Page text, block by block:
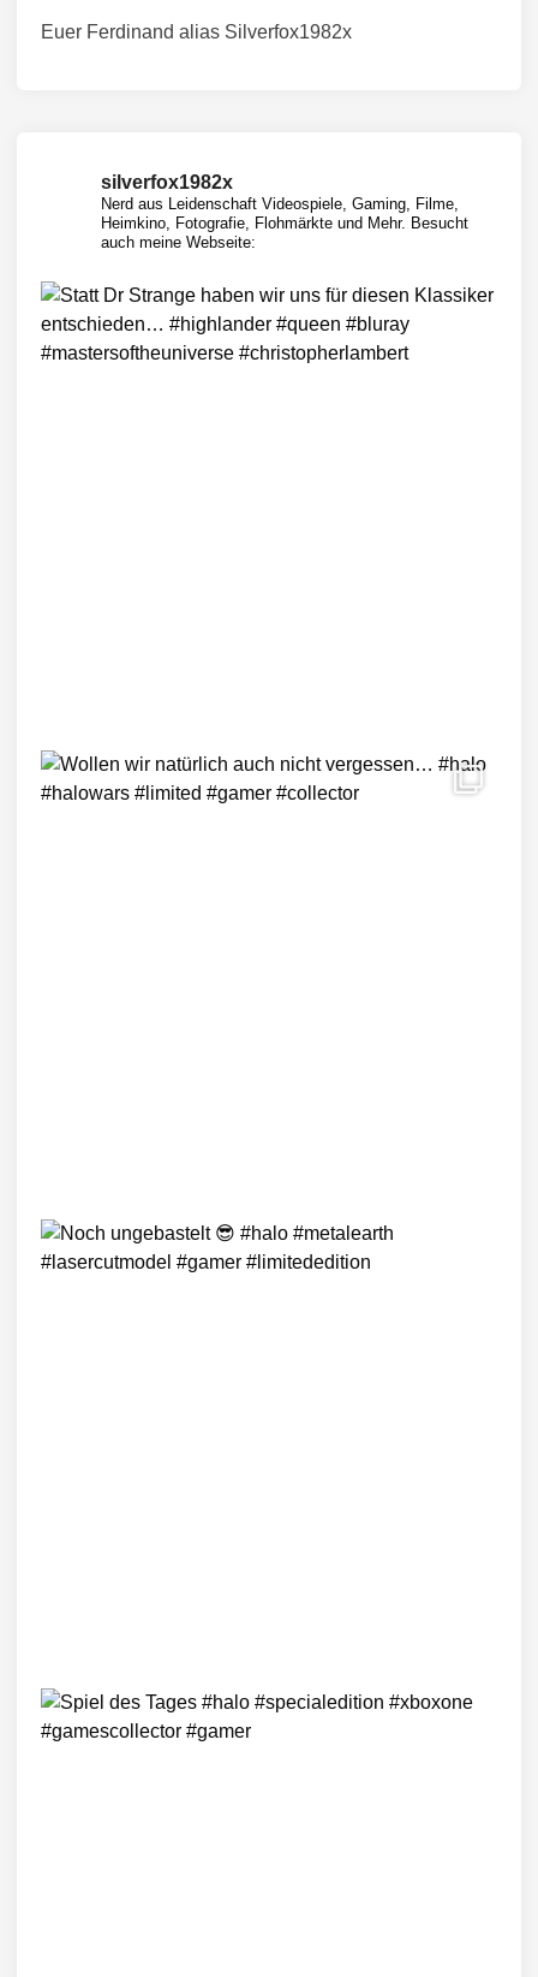
Euer Ferdinand alias Silverfox1982x
silverfox1982x
Nerd aus Leidenschaft Videospiele, Gaming, Filme,
Heimkino, Fotografie, Flohmärkte und Mehr. Besucht
auch meine Webseite: